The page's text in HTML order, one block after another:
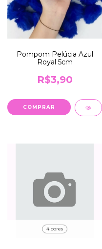
Pompom Pelúcia Azul
Royal 5cm
R$3,90
4 cores